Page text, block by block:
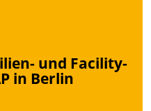
und Facility-
in Berlin